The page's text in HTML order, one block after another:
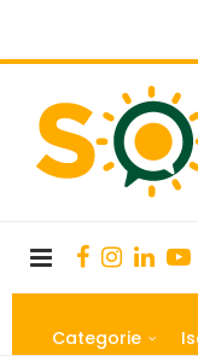
Categorie